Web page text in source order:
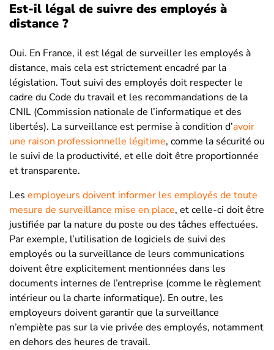
Est-il légal de suivre des employés à
distance ?
Oui. En France, il est légal de surveiller les employés à
distance, mais cela est strictement encadré par la
législation. Tout suivi des employés doit respecter le
cadre du Code du travail et les recommandations de la
CNIL (Commission nationale de l’informatique et des
libertés). La surveillance est permise à condition d’avoir
une raison professionnelle légitime, comme la sécurité ou
le suivi de la productivité, et elle doit être proportionnée
et transparente.
Les employeurs doivent informer les employés de toute
mesure de surveillance mise en place, et celle-ci doit être
justifiée par la nature du poste ou des tâches effectuées.
Par exemple, l’utilisation de logiciels de suivi des
employés ou la surveillance de leurs communications
doivent être explicitement mentionnées dans les
documents internes de l’entreprise (comme le règlement
intérieur ou la charte informatique). En outre, les
employeurs doivent garantir que la surveillance
n’empiète pas sur la vie privée des employés, notamment
en dehors des heures de travail.